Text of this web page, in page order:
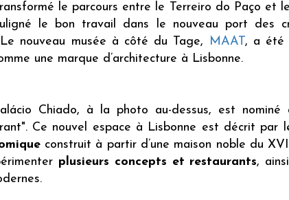
le parcours entre le Terreiro do Paço et
le bon travail dans le nouveau port des
nouveau musée à côté du Tage, MAAT, a été
une marque d’architecture à Lisbonne.
Chiado, à la photo au-dessus, est
Ce nouvel espace à Lisbonne est décrit par
construit à partir d’une maison noble du
plusieurs concepts et restaurants,